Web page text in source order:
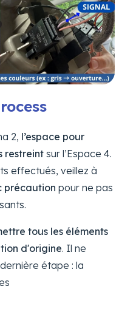
2, l’espace pour
restreint sur l’Espace 4.
effectués, veillez à
précaution pour ne pas
tous les éléments
d'origine. Il ne
étape : la